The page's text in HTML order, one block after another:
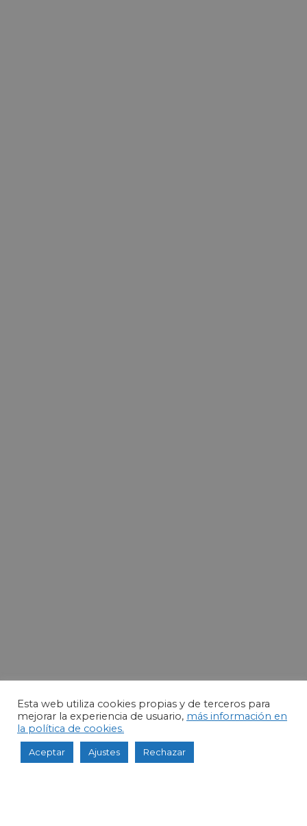
Esta web utiliza cookies propias y de terceros para
mejorar la experiencia de usuario, más información en
la política de cookies.
Aceptar Ajustes Rechazar